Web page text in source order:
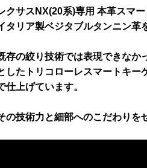
クサスNX(20系)専用 本革スマー
タリア製ベジタブルタンニン革
存の絞り技術では表現できなか
したトリコローレスマートキー
仕上げています。
の技術力と細部へのこだわりを